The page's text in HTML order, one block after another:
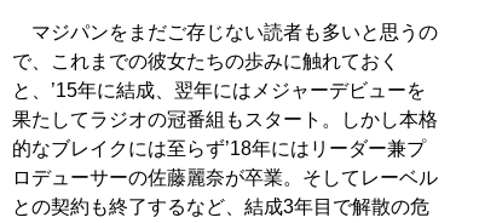
マジパンをまだご存じない読者も多いと思うの
で、これまでの彼女たちの歩みに触れておく
と、’15年に結成、翌年にはメジャーデビューを
果たしてラジオの冠番組もスタート。しかし本格
的なブレイクには至らず’18年にはリーダー兼プ
ロデューサーの佐藤麗奈が卒業。そしてレーベル
との契約も終了するなど、結成3年目で解散の危